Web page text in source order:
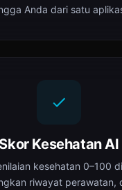
Anda dari satu
Skor Kesehatan AI
kesehatan 0–100
riwayat perawatan,